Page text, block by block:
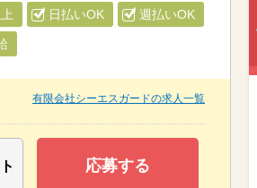
日払いOK 週払いOK
有限会社シーエスガードの求人一覧
応募する